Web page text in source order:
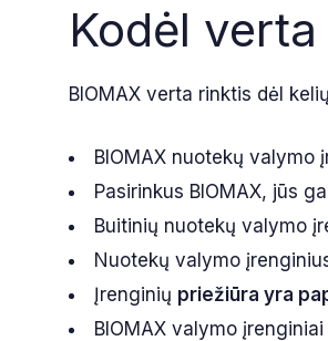
Kodėl
BIOMAX verta rinktis dėl
BIOMAX nuotekų valymo
Pasirinkus BIOMAX, jūs
Buitinių nuotekų valymo
Nuotekų valymo
Įrenginių priežiūra yra
BIOMAX valymo įrenginiai